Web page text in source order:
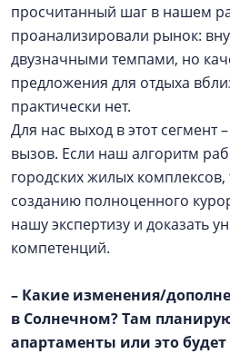
просчитанный шаг в нашем
проанализировали рынок:
двузначными темпами, но
предложения для отдыха
практически нет.
Для нас выход в этот сегмент
вызов. Если наш алгоритм
городских жилых
созданию полноценного
нашу экспертизу и доказать
компетенций.
– Какие изменения/
в Солнечном? Там
апартаменты или это